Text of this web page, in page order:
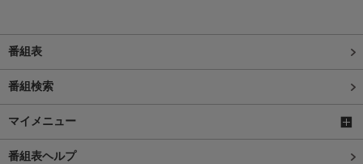
番組表
番組検索
マイメニュー
番組表ヘルプ